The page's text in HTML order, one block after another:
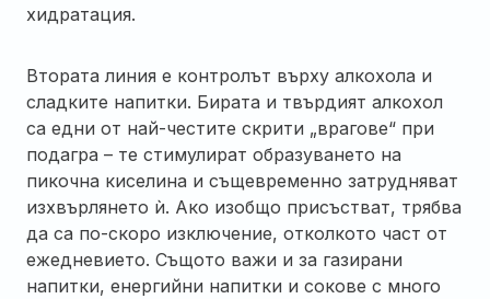
хидратация.
Втората линия е контролът върху алкохола и
сладките напитки. Бирата и твърдият алкохол
са едни от най-честите скрити „врагове“ при
подагра – те стимулират образуването на
пикочна киселина и същевременно затрудняват
изхвърлянето ѝ. Ако изобщо присъстват, трябва
да са по-скоро изключение, отколкото част от
ежедневието. Същото важи и за газирани
напитки, енергийни напитки и сокове с много